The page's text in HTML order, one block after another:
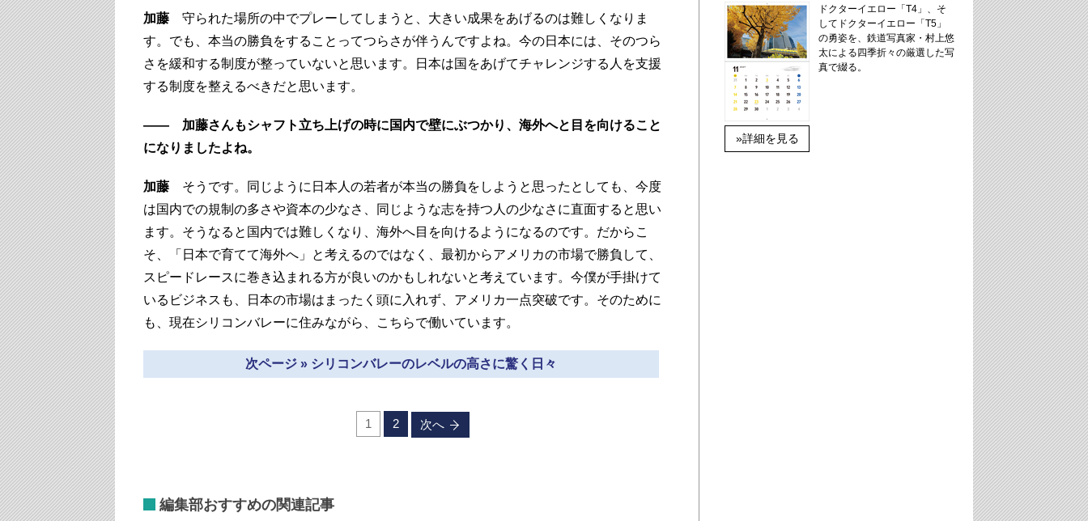
加藤 守られた場所の中でプレーしてしまうと、大きい成果をあげるのは難しくなりま
す。でも、本当の勝負をすることってつらさが伴うんですよね。今の日本には、そのつら
さを緩和する制度が整っていないと思います。日本は国をあげてチャレンジする人を支援
する制度を整えるべきだと思います。
―― 加藤さんもシャフト立ち上げの時に国内で壁にぶつかり、海外へと目を向けること
になりましたよね。
加藤 そうです。同じように日本人の若者が本当の勝負をしようと思ったとしても、今度
は国内での規制の多さや資本の少なさ、同じような志を持つ人の少なさに直面すると思い
ます。そうなると国内では難しくなり、海外へ目を向けるようになるのです。だからこ
そ、「日本で育てて海外へ」と考えるのではなく、最初からアメリカの市場で勝負して、
スピードレースに巻き込まれる方が良いのかもしれないと考えています。今僕が手掛けて
いるビジネスも、日本の市場はまったく頭に入れず、アメリカ一点突破です。そのために
も、現在シリコンバレーに住みながら、こちらで働いています。
次ページ » シリコンバレーのレベルの高さに驚く日々
1 2 次へ
編集部おすすめの関連記事
»詳細を見る
ドクターイエロー「T4」、そ
してドクターイエロー「T5」
の勇姿を、鉄道写真家・村上悠
太による四季折々の厳選した写
真で綴る。